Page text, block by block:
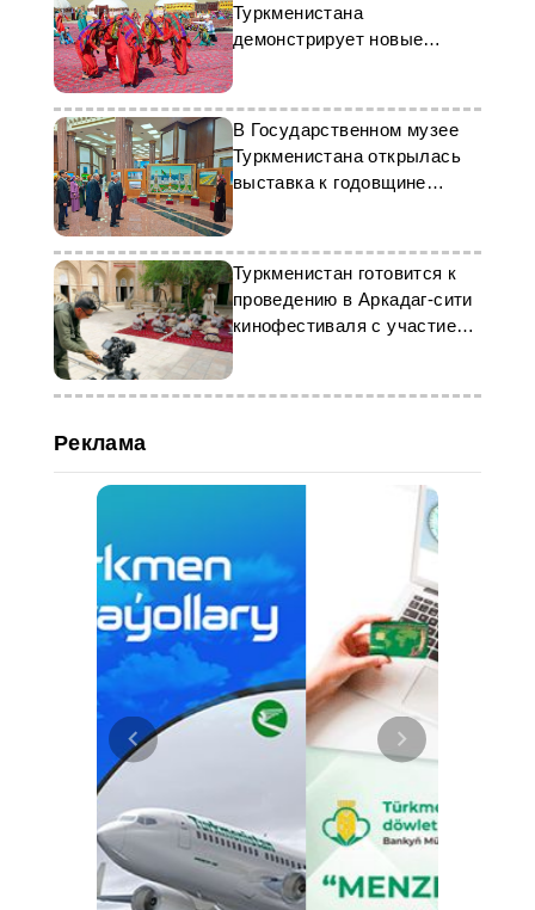
Туркменистана
демонстрирует новые
достижения и проекты
В Государственном музее
Туркменистана открылась
выставка к годовщине
Независимости
Туркменистан готовится к
проведению в Аркадаг-сити
кинофестиваля с участием
стран Центральной Азии
Реклама